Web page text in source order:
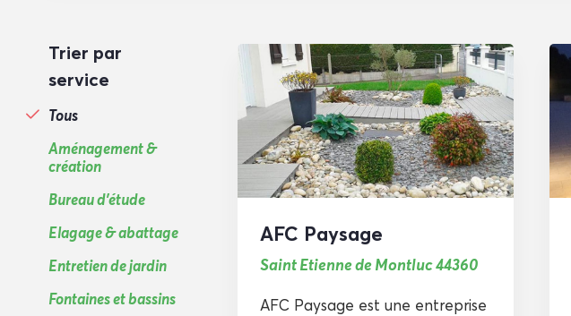
Trier par
service
Tous
Aménagement &
création
Bureau d'étude
Elagage & abattage
Entretien de jardin
Fontaines et bassins
AFC Paysage
Saint Etienne de Montluc 44360
AFC Paysage est une entreprise